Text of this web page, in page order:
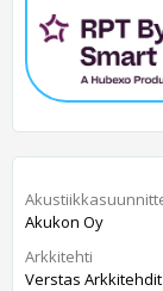
Akukon Oy
Arkkitehti
Verstas